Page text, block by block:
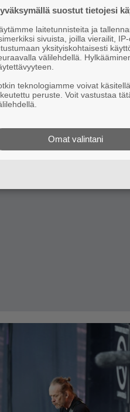
ja tiedät mistä kahvitauolla
puheenaiheet suoraan
suostut tietojesi
laitetunnisteita ja
sivuista, joilla vierailit,
yksityiskohtaisesti
välilehdellä.
teknologiamme voivat
peruste. Voit vastustaa
Omat valintani